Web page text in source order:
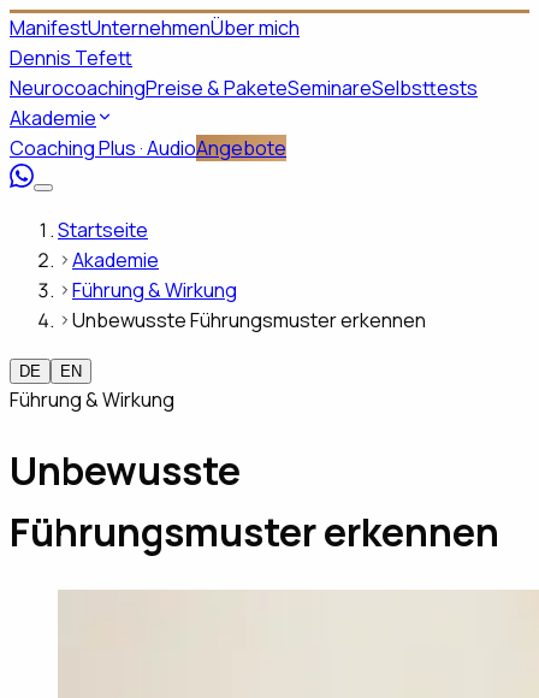
ManifestUnternehmenÜber mich
Dennis Tefett
NeurocoachingPreise & PaketeSeminareSelbsttests
Akademie
Coaching Plus · AudioAngebote
Startseite
Akademie
Führung & Wirkung
Unbewusste Führungsmuster erkennen
DE EN
Führung & Wirkung
Unbewusste
Führungsmuster erkennen